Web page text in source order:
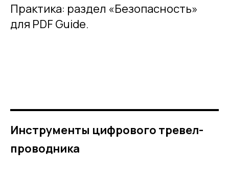
Практика: раздел «Безопасность»
для PDF Guide.
Инструменты цифрового тревел-
проводника